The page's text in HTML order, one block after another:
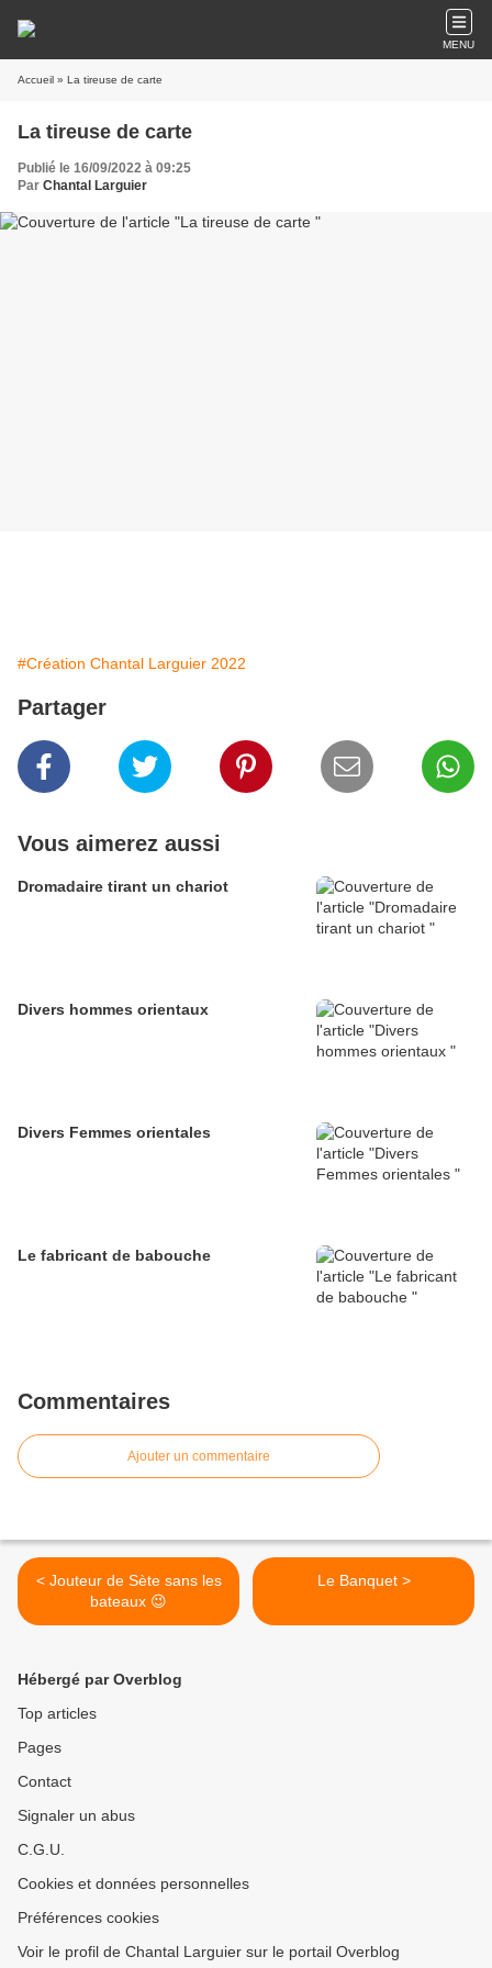
MENU
Accueil » La tireuse de carte
La tireuse de carte
Publié le 16/09/2022 à 09:25
Par Chantal Larguier
#Création Chantal Larguier 2022
Partager
Vous aimerez aussi
Dromadaire tirant un chariot
Divers hommes orientaux
Divers Femmes orientales
Le fabricant de babouche
Commentaires
Ajouter un commentaire
< Jouteur de Sète sans les
bateaux 😉
Le Banquet >
Hébergé par Overblog
Top articles
Pages
Contact
Signaler un abus
C.G.U.
Cookies et données personnelles
Préférences cookies
Voir le profil de Chantal Larguier sur le portail Overblog